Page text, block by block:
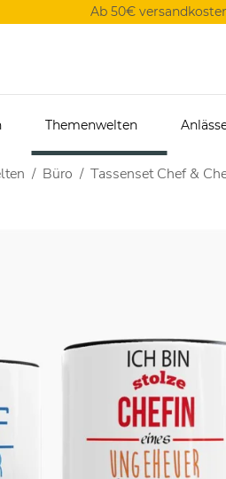
Ab 50€
Themenwelten
Büro Tassenset Chef &